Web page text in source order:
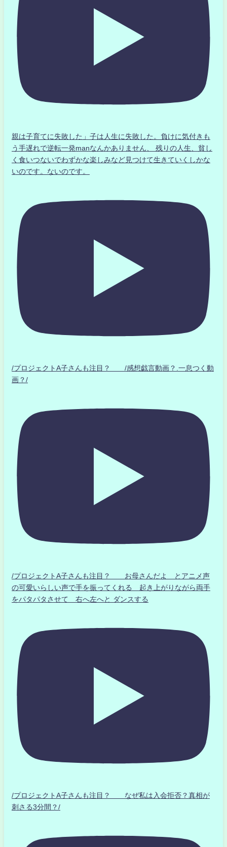
親は子育てに失敗した」子は人生に失敗した。負けに気付きも
う手遅れで逆転一発manなんかありません、 残りの人生、貧し
く食いつないでわずかな楽しみなど見つけて生きていくしかな
いのです。ないのです。
/プロジェクトA子さんも注目？ /感想戯言動画？.一息つく動
画？/
/プロジェクトA子さんも注目？ お母さんだよ とアニメ声
の可愛いらしい声で手を振ってくれる 起き上がりながら両手
をパタパタさせて 右へ左へと ダンスする
/プロジェクトA子さんも注目？ なぜ私は入会拒否？真相が
刺さる3分間？/